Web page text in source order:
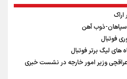
اراک
سپاهان-ذوب آهن
فوتبال
لیگ برتر فوتبال
وزیر امور خارجه در نشست خبری